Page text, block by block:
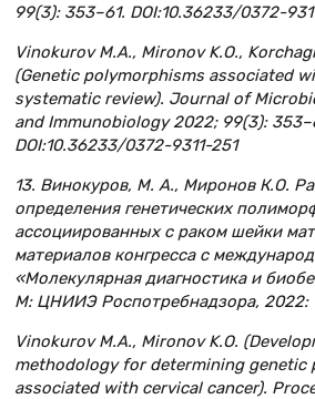
99(3): 353–61. DOI:10.36233/0372-
Vinokurov M.A., Mironov K.O.,
(Genetic polymorphisms associated
systematic review). Journal of
and Immunobiology 2022; 99(3):
DOI:10.36233/0372-9311-251
13. Винокуров, М. А., Миронов К.О.
определения генетических
ассоциированных с раком шейки
материалов конгресса с
«Молекулярная диагностика и
М: ЦНИИЭ Роспотребнадзора, 2022:
Vinokurov M.A., Mironov K.O.
methodology for determining genetic
associated with cervical cancer).